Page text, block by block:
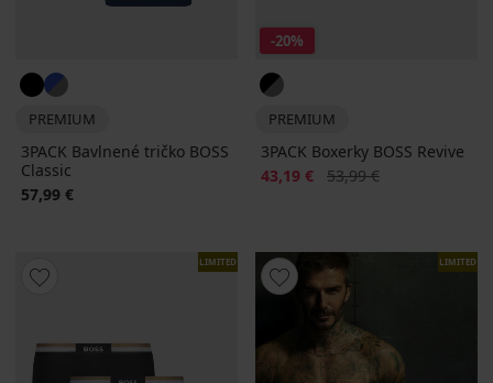
PREMIUM
3PACK Bavlnené tričko BOSS
Classic
57,99 €
-20%
PREMIUM
3PACK Boxerky BOSS Revive
Zľava
43,19 € Pôvodná cena
53,99 €
LIMITED LIMITED